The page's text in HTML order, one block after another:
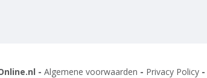
- Algemene voorwaarden - Privacy Policy-